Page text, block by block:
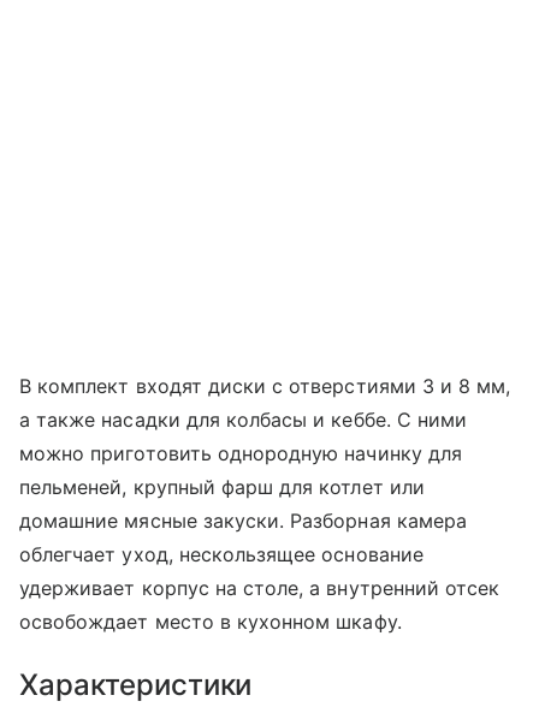
В комплект входят диски с отверстиями 3 и 8 мм,
а также насадки для колбасы и кеббе. С ними
можно приготовить однородную начинку для
пельменей, крупный фарш для котлет или
домашние мясные закуски. Разборная камера
облегчает уход, нескользящее основание
удерживает корпус на столе, а внутренний отсек
освобождает место в кухонном шкафу.
Характеристики